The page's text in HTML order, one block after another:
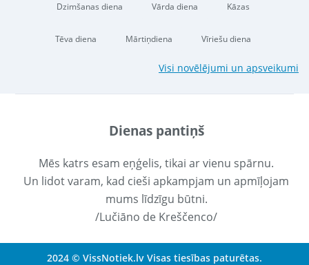
Dzimšanas diena Vārda diena Kāzas
Tēva diena Mārtiņdiena Vīriešu diena
Visi novēlējumi un apsveikumi
Dienas pantiņš
Mēs katrs esam eņģelis, tikai ar vienu spārnu.
Un lidot varam, kad cieši apkampjam un apmīļojam
mums līdzīgu būtni.
/Lučiāno de Kreščenco/
2024 © VissNotiek.lv Visas tiesības paturētas.